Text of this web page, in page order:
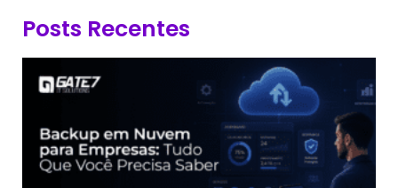
Posts Recentes